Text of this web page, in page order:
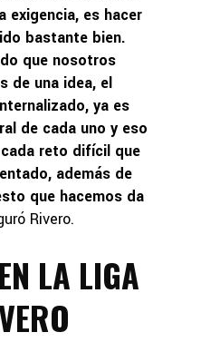
exigencia, es hacer
bastante bien.
que nosotros
de una idea, el
ya es
de cada uno y eso
reto difícil que
además de
que hacemos da
Rivero.
LA LIGA